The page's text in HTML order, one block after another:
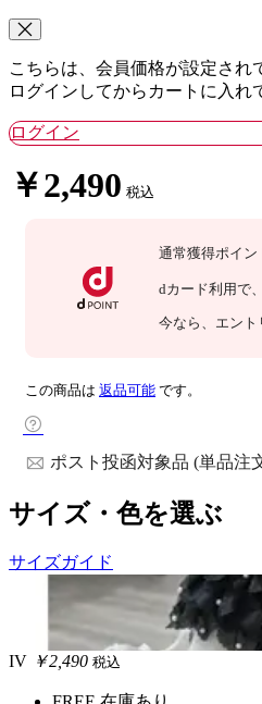
こちらは、会員価格が設定され
ログインしてからカートに入れ
ログイン
￥2,490 税込
通常獲得ポイン
dカード利用で、
今なら 、エン
この商品は 返品可能 です。
ポスト投函対象品 (単品注
サイズ・色を選ぶ
サイズガイド
IV ￥2,490 税込